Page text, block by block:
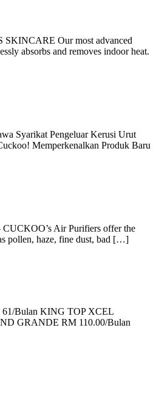
SKINCARE Our most advanced
absorbs and removes indoor heat.
Syarikat Pengeluar Kerusi Urut
Memperkenalkan Produk Baru
Air Purifiers offer the
pollen, haze, fine dust, bad […]
Bulan KING TOP XCEL
GRANDE RM 110.00/Bulan